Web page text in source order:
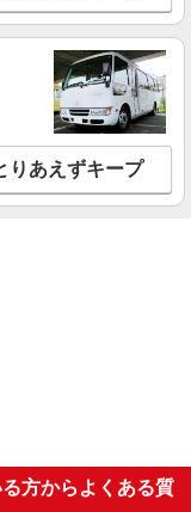
りあえずキープ
方からよくある質